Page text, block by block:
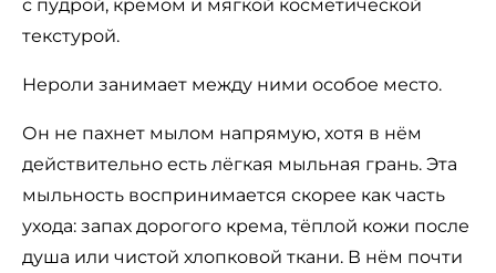
с пудрой, кремом и мягкой косметической
текстурой.
Нероли занимает между ними особое место.
Он не пахнет мылом напрямую, хотя в нём
действительно есть лёгкая мыльная грань. Эта
мыльность воспринимается скорее как часть
ухода: запах дорогого крема, тёплой кожи после
душа или чистой хлопковой ткани. В нём почти